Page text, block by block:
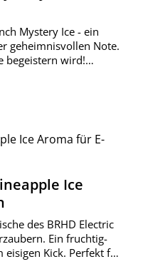
Mystery Ice - ein
geheimnisvollen Note.
begeistern wird!
lieben.
Ice
des BRHD Electric
Ein fruchtig-
Kick. Perfekt für